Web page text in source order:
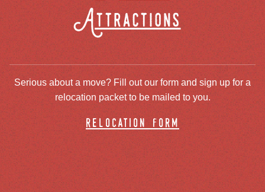
Attractions
Serious about a move? Fill out our form and sign up for a
relocation packet to be mailed to you.
relocation form